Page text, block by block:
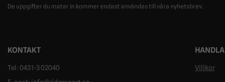
De uppgifter du matar in kommer endast användas till våra nyhetsbrev.
KONTAKT
Tel: 0431-302040
HANDLA
Villkor